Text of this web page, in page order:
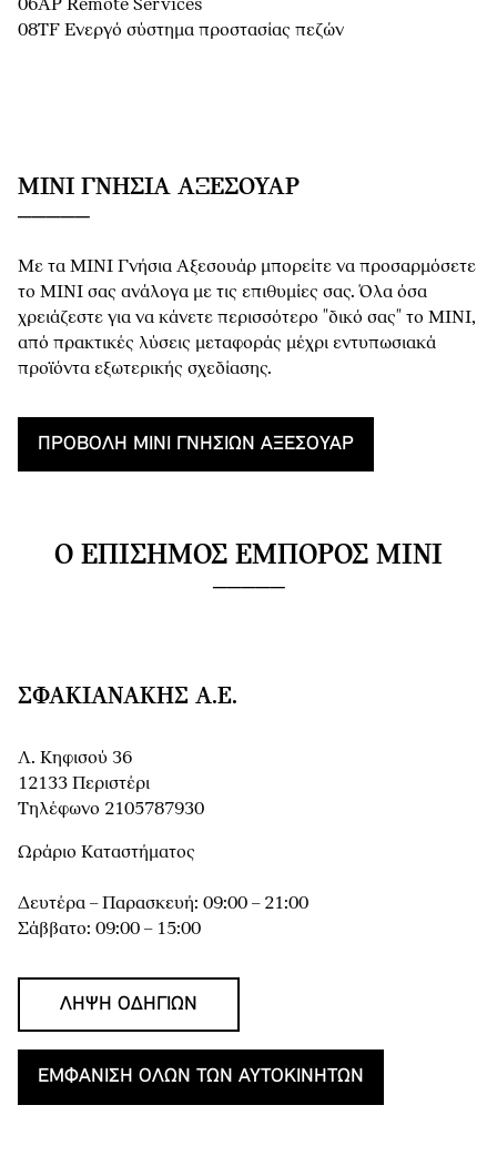
06AP Remote Services
08TF Ενεργό σύστημα προστασίας πεζών
MINI ΓΝΉΣΙΑ ΑΞΕΣΟΥΆΡ
Με τα MINI Γνήσια Αξεσουάρ μπορείτε να προσαρμόσετε
το MINI σας ανάλογα με τις επιθυμίες σας. Όλα όσα
χρειάζεστε για να κάνετε περισσότερο "δικό σας" το MINI,
από πρακτικές λύσεις μεταφοράς μέχρι εντυπωσιακά
προϊόντα εξωτερικής σχεδίασης.
ΠΡΟΒΟΛΉ MINI ΓΝΉΣΙΩΝ ΑΞΕΣΟΥΆΡ
Ο ΕΠΊΣΗΜΟΣ ΈΜΠΟΡΟΣ MINI
ΣΦΑΚΙΑΝΆΚΗΣ Α.Ε.
Λ. Κηφισού 36
12133 Περιστέρι
Τηλέφωνο 2105787930
Ωράριο Καταστήματος
Δευτέρα – Παρασκευή: 09:00 – 21:00
Σάββατο: 09:00 – 15:00
ΛΉΨΗ ΟΔΗΓΙΏΝ
ΕΜΦΆΝΙΣΗ ΌΛΩΝ ΤΩΝ ΑΥΤΟΚΙΝΉΤΩΝ